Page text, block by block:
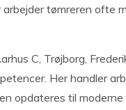
tømreren ofte
C, Trøjborg,
Her handler
opdateres til moderne